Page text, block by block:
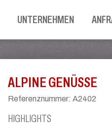
UNTERNEHMEN
ALPINE GENÜSSE
Referenznummer:A2402
HIGHLIGHTS